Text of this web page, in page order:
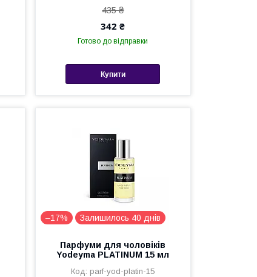
435 ₴
342 ₴
Готово до відправки
Купити
–17% Залишилось 40 днів
Парфуми для чоловіків
Yodeyma PLATINUM 15 мл
parf-yod-platin-15